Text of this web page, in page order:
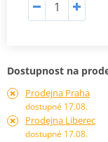
Dostupnost na
Prodejna Praha
dostupné 17.08.
Prodejna Liberec
dostupné 17.08.